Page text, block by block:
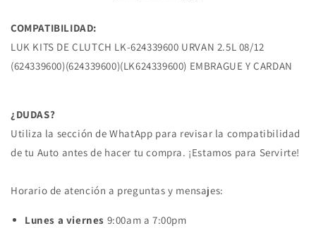
COMPATIBILIDAD:
LUK KITS DE CLUTCH LK-624339600 URVAN 2.5L 08/12
(624339600)(624339600)(LK624339600) EMBRAGUE Y CARDAN
¿DUDAS?
Utiliza la sección de WhatApp para revisar la compatibilidad
de tu Auto antes de hacer tu compra. ¡Estamos para Servirte!
Horario de atención a preguntas y mensajes:
Lunes a viernes 9:00am a 7:00pm